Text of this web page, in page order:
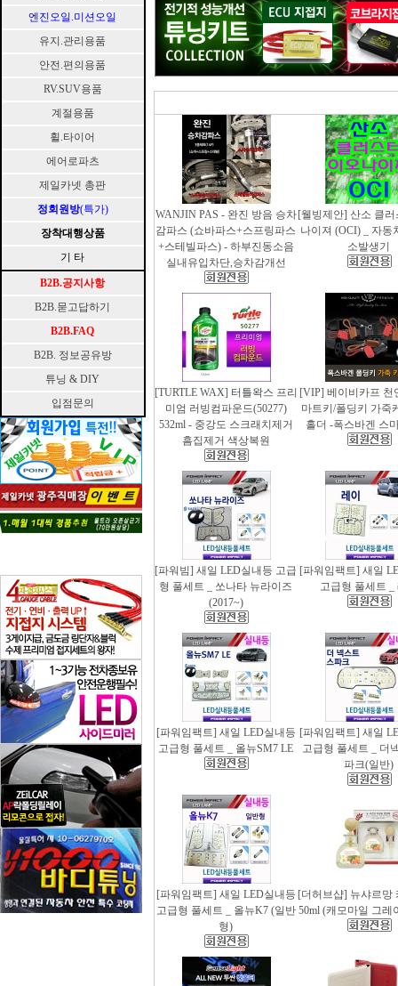
엔진오일.미션오일
유지.관리용품
안전.편의용품
RV.SUV용품
계절용품
휠.타이어
에어로파츠
제일카넷 총판
정회원방(특가)
장착대행상품
기 타
B2B.공지사항
B2B.묻고답하기
B2B.FAQ
B2B. 정보공유방
튜닝 & DIY
입점문의
WANJIN PAS - 완진 방음 승차
감파스 (쇼바파스+스프링파스
+스테빌파스) - 하부진동소음
실내유입차단,승차감개선
[웰빙제안] 산소 클
나이져 (OCI) _ 자동
소발생기
[TURTLE WAX] 터틀왁스 프리
미엄 러빙컴파운드(50277)
532ml - 중강도 스크래치제거
흠집제거 색상복원
[VIP] 베이비카프 천
마트키/폴딩키 가죽
홀더 -폭스바겐 스
[파워빔] 새일 LED실내등 고급
형 풀세트 _ 쏘나타 뉴라이즈
(2017~)
[파워임팩트] 새일
고급형 풀세트 _
[파워임팩트] 새일 LED실내등
고급형 풀세트 _ 올뉴SM7 LE
[파워임팩트] 새일
고급형 풀세트 _ 더
파크(일반)
[파워임팩트] 새일 LED실내등
고급형 풀세트 _ 올뉴K7 (일반
형)
[더허브샵] 뉴샤르망
50ml (캐모마일 그레